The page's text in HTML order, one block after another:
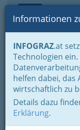
Informationen
INFOGRAZ.at
Technologien
helfen dabei, das
wirtschaftlich zu
Details dazu
Erklärung.
Home Branchen
Handel in Graz
Foto u. Optik u.
Ein Hörgerät dient